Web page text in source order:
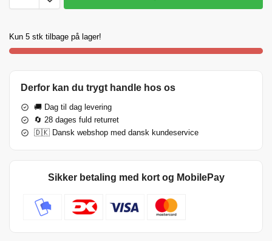
Kun 5 stk tilbage på lager!
Derfor kan du trygt handle hos os
🚚 Dag til dag levering
🔄 28 dages fuld returret
🇩🇰 Dansk webshop med dansk kundeservice
Sikker betaling med kort og MobilePay